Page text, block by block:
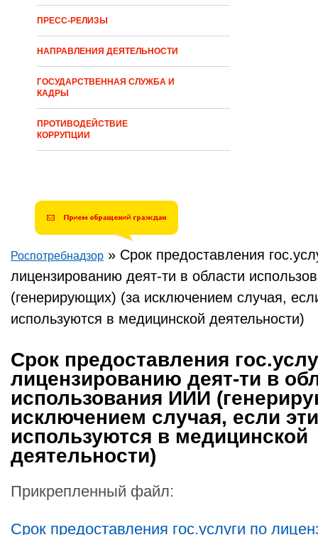
ПРЕСС-РЕЛИЗЫ
НАПРАВЛЕНИЯ ДЕЯТЕЛЬНОСТИ
ГОСУДАРСТВЕННАЯ СЛУЖБА И
КАДРЫ
ПРОТИВОДЕЙСТВИЕ
КОРРУПЦИИ
Вы здесь
Роспотребнадзор » Срок предоставления
лицензированию деят-ти в области
(генерирующих) (за исключением случая,
используются в медицинской деятельности)
Срок предоставления
лицензированию деят-ти в
использования ИИИ
исключением случая, если
используются в медицинской
деятельности)
Прикрепленный файл:
Срок предоставления гос.услуги по